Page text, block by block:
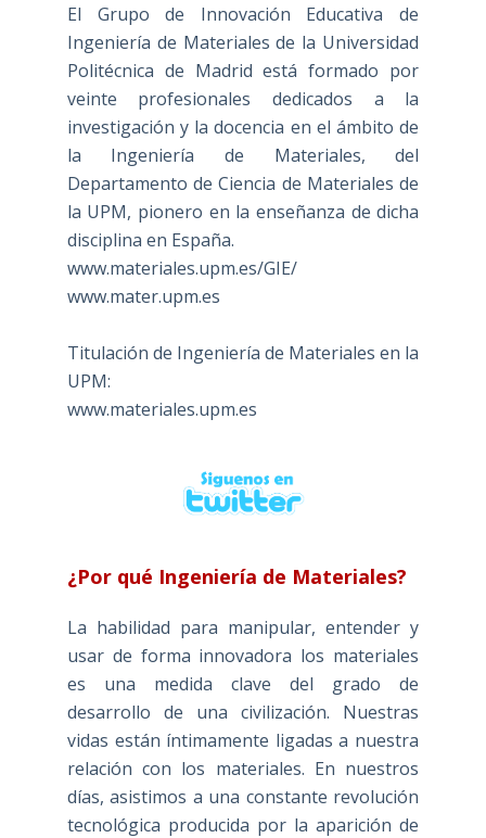
El Grupo de Innovación Educativa de
Ingeniería de Materiales de la Universidad
Politécnica de Madrid está formado por
veinte profesionales dedicados a la
investigación y la docencia en el ámbito de
la Ingeniería de Materiales, del
Departamento de Ciencia de Materiales de
la UPM, pionero en la enseñanza de dicha
disciplina en España.
www.materiales.upm.es/GIE/
www.mater.upm.es
Titulación de Ingeniería de Materiales en la
UPM:
www.materiales.upm.es
¿Por qué Ingeniería de Materiales?
La habilidad para manipular, entender y
usar de forma innovadora los materiales
es una medida clave del grado de
desarrollo de una civilización. Nuestras
vidas están íntimamente ligadas a nuestra
relación con los materiales. En nuestros
días, asistimos a una constante revolución
tecnológica producida por la aparición de